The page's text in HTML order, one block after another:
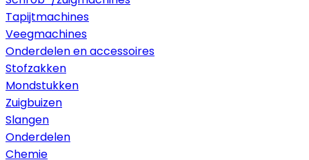
Tapijtmachines
Veegmachines
Onderdelen en accessoires
Stofzakken
Mondstukken
Zuigbuizen
Slangen
Onderdelen
Chemie